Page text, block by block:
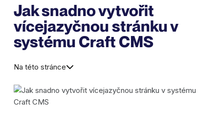
Jak snadno vytvořit
vícejazyčnou stránku v
systému Craft CMS
Na této stránce